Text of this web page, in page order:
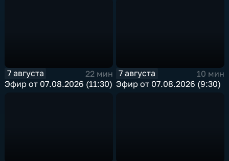
7 августа
22 мин
Эфир от 07.08.2026 (11:30)
7 августа
10 мин
Эфир от 07.08.2026 (9:30)